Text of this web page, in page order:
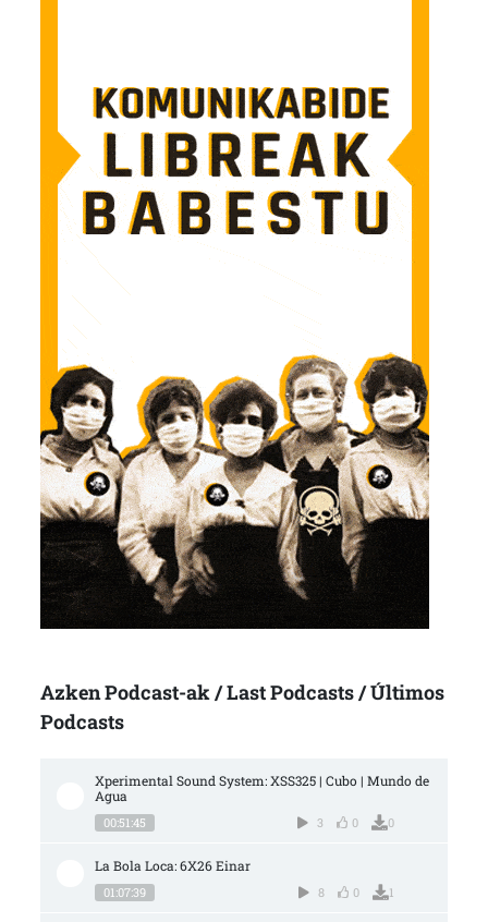
Azken Podcast-ak / Last Podcasts / Últimos
Podcasts
Xperimental Sound System: XSS325 | Cubo | Mundo de
Agua
00:51:45 3 0 0
La Bola Loca: 6X26 Einar
01:07:39 8 0 1